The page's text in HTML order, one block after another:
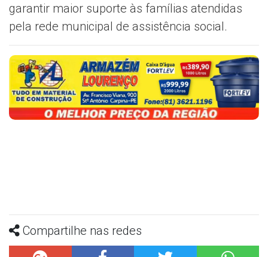
garantir maior suporte às famílias atendidas
pela rede municipal de assistência social.
Compartilhe nas redes